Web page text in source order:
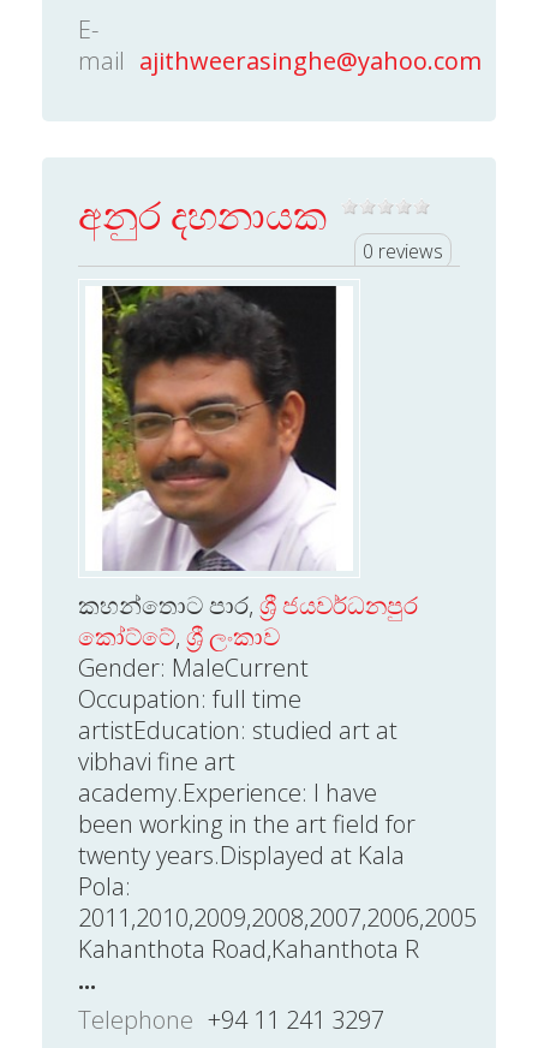
E-
mail ajithweerasinghe@yahoo.com
අනුර දහනායක
0 reviews
කහන්තොට පාර, ශ්‍රී ජයවර්ධනපුර
කෝට්ටේ, ශ්‍රී ලංකාව
Gender: MaleCurrent
Occupation: full time
artistEducation: studied art at
vibhavi fine art
academy.Experience: I have
been working in the art field for
twenty years.Displayed at Kala
Pola:
2011,2010,2009,2008,2007,2006,2005
Kahanthota Road,Kahanthota R
...
Telephone +94 11 241 3297